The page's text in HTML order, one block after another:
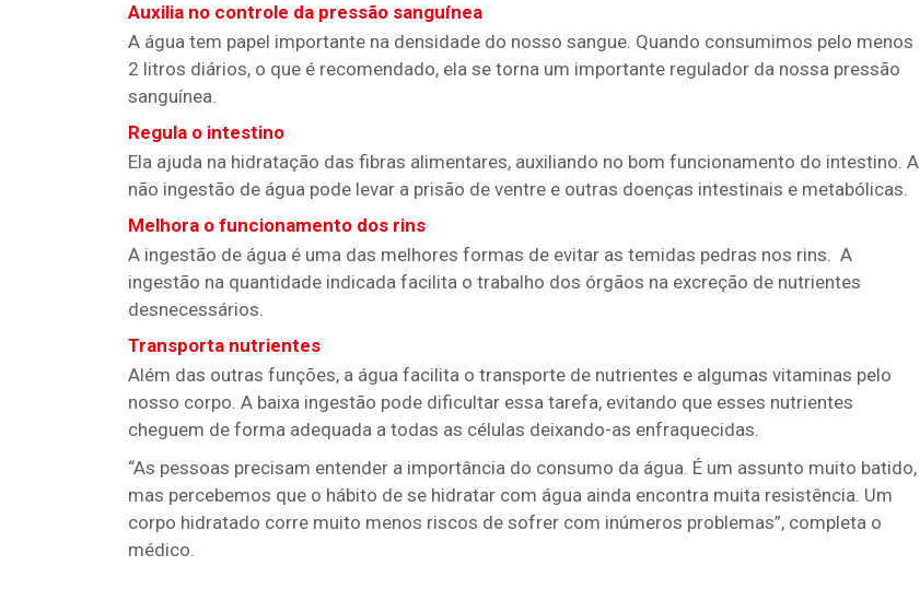
Auxilia no controle da pressão sanguínea
A água tem papel importante na densidade do nosso sangue. Quando consumimos pelo menos
2 litros diários, o que é recomendado, ela se torna um importante regulador da nossa pressão
sanguínea.
Regula o intestino
Ela ajuda na hidratação das fibras alimentares, auxiliando no bom funcionamento do intestino. A
não ingestão de água pode levar a prisão de ventre e outras doenças intestinais e metabólicas.
Melhora o funcionamento dos rins
A ingestão de água é uma das melhores formas de evitar as temidas pedras nos rins. A
ingestão na quantidade indicada facilita o trabalho dos órgãos na excreção de nutrientes
desnecessários.
Transporta nutrientes
Além das outras funções, a água facilita o transporte de nutrientes e algumas vitaminas pelo
nosso corpo. A baixa ingestão pode dificultar essa tarefa, evitando que esses nutrientes
cheguem de forma adequada a todas as células deixando-as enfraquecidas.
“As pessoas precisam entender a importância do consumo da água. É um assunto muito batido,
mas percebemos que o hábito de se hidratar com água ainda encontra muita resistência. Um
corpo hidratado corre muito menos riscos de sofrer com inúmeros problemas”, completa o
médico.